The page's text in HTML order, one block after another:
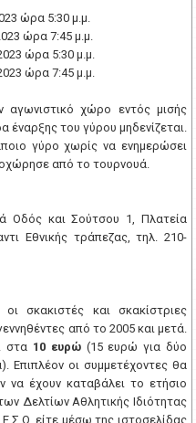
ώρα 5:30 μ.μ.
ώρα 7:45 μ.μ.
ώρα 5:30 μ.μ.
ώρα 7:45 μ.μ.
χώρο εντός μισής
του γύρου μηδενίζεται.
γύρο χωρίς να ενημερώσει
από το τουρνουά.
Οδός και Σούτσου 1, Πλατεία
Εθνικής τράπεζας, τηλ. 210-
σκακιστές και σκακίστριες
από το 2005 και μετά.
στα 10 ευρώ(15 ευρώ για δύο
Επιπλέον οι συμμετέχοντες θα
έχουν καταβάλει το ετήσιο
Δελτίων Αθλητικής Ιδιότητας
είτε μέσω της ιστοσελίδας